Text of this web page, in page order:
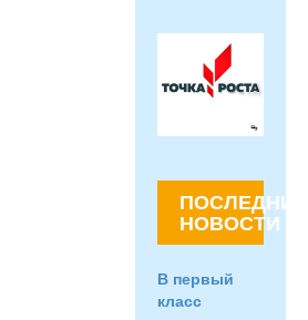
ПОСЛЕДНИЕ
НОВОСТИ
В первый
класс